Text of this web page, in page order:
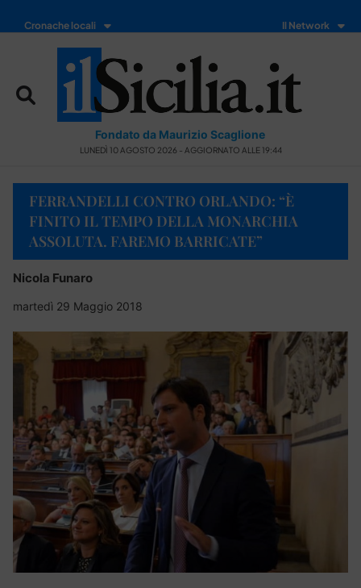
Cronache locali Il Network
Fondato da Maurizio Scaglione
LUNEDÌ 10 AGOSTO 2026 - AGGIORNATO ALLE 19:44
FERRANDELLI CONTRO ORLANDO: “È
FINITO IL TEMPO DELLA MONARCHIA
ASSOLUTA. FAREMO BARRICATE”
Nicola Funaro
martedì 29 Maggio 2018